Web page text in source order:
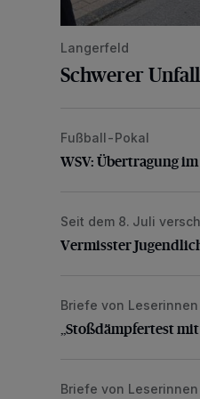
Langerfeld
Schwerer
WSV: Übertragung
Fußball-Pokal
WSV: Übertragung
Vermisster
Seit dem 8. Juli
Vermisster
„Stoßdämpfertest mit
Briefe von
„Stoßdämpfertest
„Dies ist nicht
Briefe von